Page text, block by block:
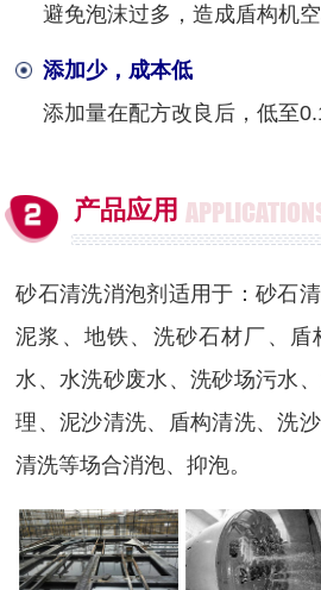
避免泡沫过多，造成盾构机
添加少，成本低
添加量在配方改良后，低至
产品应用
砂石清洗消泡剂适用于： 砂石清
泥浆、地铁、洗砂石材厂、盾
水、水洗砂废水、洗砂场污水
理、泥沙清洗、盾构清洗、洗
清洗等场合消泡、抑泡。